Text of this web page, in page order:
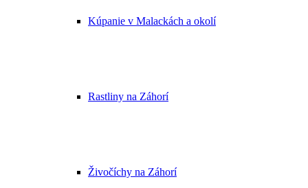
Kúpanie v Malackách a okolí
Rastliny na Záhorí
Živočíchy na Záhorí